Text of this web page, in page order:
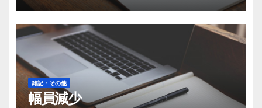
雑記・その他
幅員減少